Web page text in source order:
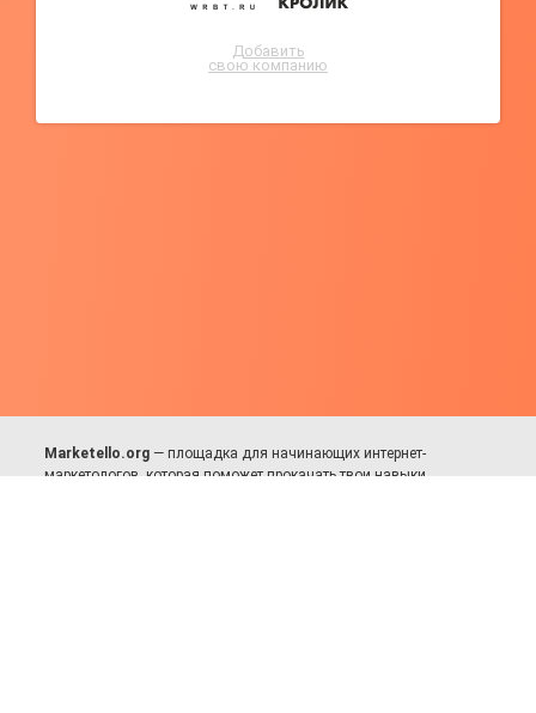
Добавить
свою компанию
Marketello.org — площадка для начинающих интернет-
маркетологов, которая поможет прокачать твои навыки.